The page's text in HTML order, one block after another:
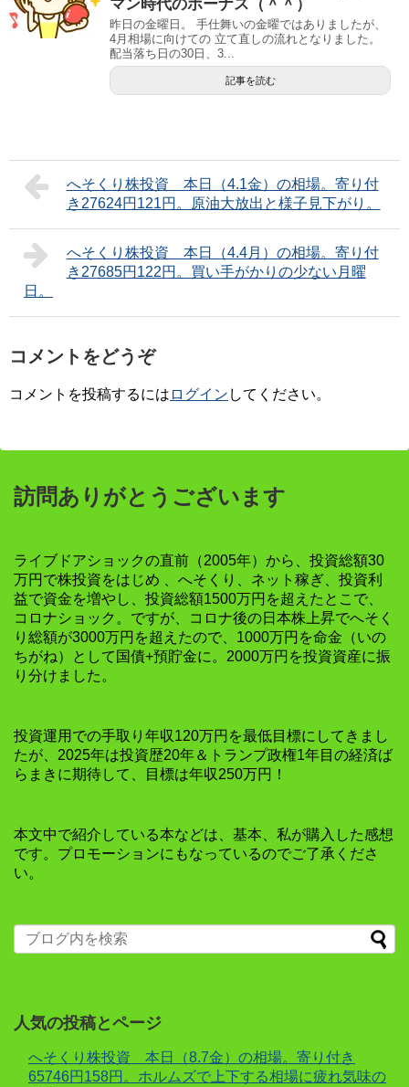
マン時代のボーナス（＾＾）
昨日の金曜日。 手仕舞いの金曜ではありましたが、
4月相場に向けての 立て直しの流れとなりました。
配当落ち日の30日、3...
記事を読む
へそくり株投資 本日（4.1金）の相場。寄り付
き27624円121円。原油大放出と様子見下がり。
へそくり株投資 本日（4.4月）の相場。寄り付
き27685円122円。買い手がかりの少ない月曜
日。
コメントをどうぞ
コメントを投稿するには ログイン してください。
訪問ありがとうございます
ライブドアショックの直前（2005年）から、投資総額30
万円で株投資をはじめ 、へそくり、ネット稼ぎ、投資利
益で資金を増やし、投資総額1500万円を超えたとこで、
コロナショック。ですが、コロナ後の日本株上昇でへそく
り総額が3000万円を超えたので、1000万円を命金（いの
ちがね）として国債+預貯金に。2000万円を投資資産に振
り分けました。
投資運用での手取り年収120万円を最低目標にしてきまし
たが、2025年は投資歴20年＆トランプ政権1年目の経済ば
らまきに期待して、目標は年収250万円！
本文中で紹介している本などは、基本、私が購入した感想
です。プロモーションにもなっているのでご了承くださ
い。
人気の投稿とページ
へそくり株投資 本日（8.7金）の相場。寄り付き
65746円158円。ホルムズで上下する相場に疲れ気味の